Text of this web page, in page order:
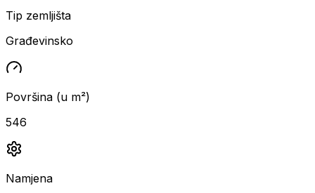
Tip zemljišta
Građevinsko
Površina (u m²)
546
Namjena